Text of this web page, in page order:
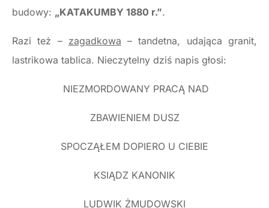
budowy: „KATAKUMBY 1880 r.”.
Razi też – zagadkowa – tandetna, udająca granit,
lastrikowa tablica. Nieczytelny dziś napis głosi:
NIEZMORDOWANY PRACĄ NAD
ZBAWIENIEM DUSZ
SPOCZĄŁEM DOPIERO U CIEBIE
KSIĄDZ KANONIK
LUDWIK ŻMUDOWSKI